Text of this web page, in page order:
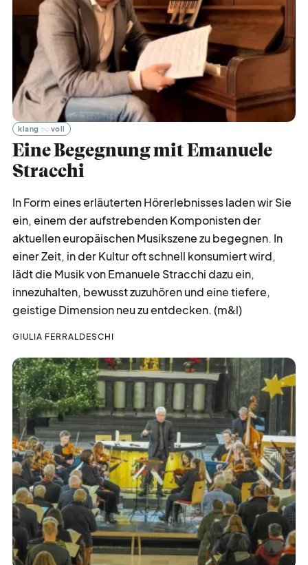
klang voll
Eine Begegnung mit Emanuele
Stracchi
In Form eines erläuterten Hörerlebnisses laden wir Sie
ein, einem der aufstrebenden Komponisten der
aktuellen europäischen Musikszene zu begegnen. In
einer Zeit, in der Kultur oft schnell konsumiert wird,
lädt die Musik von Emanuele Stracchi dazu ein,
innezuhalten, bewusst zuzuhören und eine tiefere,
geistige Dimension neu zu entdecken. (m&l)
GIULIA FERRALDESCHI